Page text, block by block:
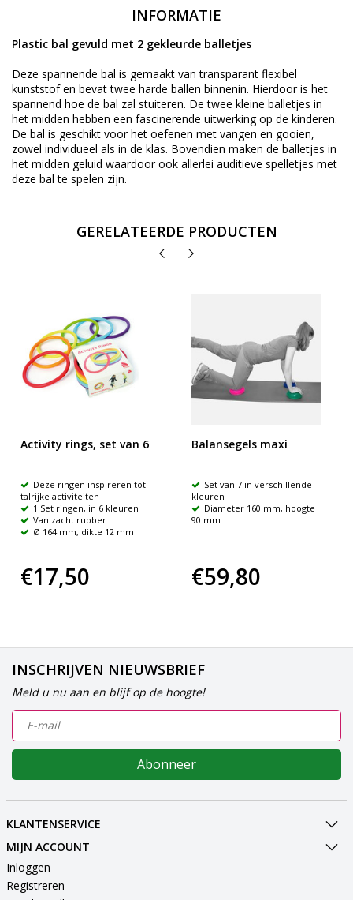
INFORMATIE
Plastic bal gevuld met 2 gekleurde balletjes
Deze spannende bal is gemaakt van transparant flexibel
kunststof en bevat twee harde ballen binnenin. Hierdoor is het
spannend hoe de bal zal stuiteren. De twee kleine balletjes in
het midden hebben een fascinerende uitwerking op de kinderen.
De bal is geschikt voor het oefenen met vangen en gooien,
zowel individueel als in de klas. Bovendien maken de balletjes in
het midden geluid waardoor ook allerlei auditieve spelletjes met
deze bal te spelen zijn.
GERELATEERDE PRODUCTEN
Activity rings, set van 6
Deze ringen inspireren tot
talrijke activiteiten
1 Set ringen, in 6 kleuren
Van zacht rubber
Ø 164 mm, dikte 12 mm
€17,50
Balansegels maxi
Set van 7 in verschillende
kleuren
Diameter 160 mm, hoogte
90 mm
€59,80
INSCHRIJVEN NIEUWSBRIEF
Meld u nu aan en blijf op de hoogte!
Abonneer
KLANTENSERVICE
MIJN ACCOUNT
Inloggen
Registreren